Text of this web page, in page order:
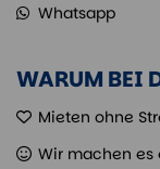
Whatsapp
WARUM BEI
Mieten ohne
Wir machen